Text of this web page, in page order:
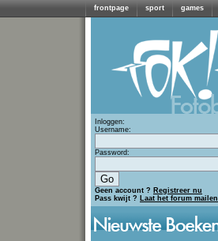
frontpage sport games
Inloggen:
Username:
Password:
Geen account ? Registreer nu
Pass kwijt ? Laat het forum mailen